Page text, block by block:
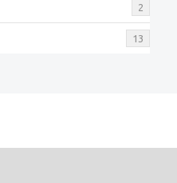
2
13